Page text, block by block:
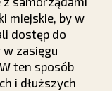
miejskie, by w
dostęp do
zasięgu
ten sposób
i dłuższych